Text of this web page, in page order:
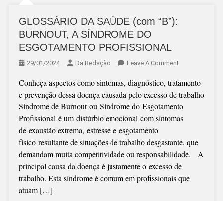
GLOSSÁRIO DA SAÚDE (com “B”):
BURNOUT, A SÍNDROME DO
ESGOTAMENTO PROFISSIONAL
29/01/2024 Da Redação Leave A CommentOn
DA
SAÚDE
(com
“B”):
A
SÍNDROME
DO
Conheça aspectos como sintomas, diagnóstico, tratamento
e prevenção dessa doença causada pelo excesso de trabalho
Síndrome de Burnout ou Síndrome do Esgotamento
Profissional é um distúrbio emocional com sintomas
de exaustão extrema, estresse e esgotamento
físico resultante de situações de trabalho desgastante, que
demandam muita competitividade ou responsabilidade. A
principal causa da doença é justamente o excesso de
trabalho. Esta síndrome é comum em profissionais que
atuam […]